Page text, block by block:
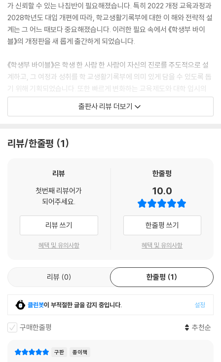
가 신뢰할 수 있는 나침반이 필요해졌습니다. 특히 2022 개정 교육과정과
2028학년도 대입 개편에 따라, 학교생활기록부에 대한 이 해와 전략적 설
계는 그 어느 때보다 중요해졌습니다. 이러한 필요 속에서 《학생부 바이
블》의 개정판을 새 롭게 출간하게 되었습니다.
《학생부 바이블》은 학생 한 사람 한 사람이 자신의 진로를 주도적으로 설
계하고, 그 여정과 성취를 학 교생활기록부에 의미 있게 담을 수 있도록 돕
기 위해 기획되었습니다. 또한 빠르게 변화하는 교육제도와 대학 입시의
환경 속에서, 교사와 학부모가 중심을 잃지 않고 올바른 방향으로 학생을
안내할 수 있도록 돕는 것이 이 책의 중요한 사명입니다.
고, 실제적 문제해결능력을 중요하게 다루고 있습니다. 따라 서 학생들은
하고, 그 과정과 결과를 학교생활기록부에 충실하게 담아야 합니다. 이 책
《학생부 바이블》의 Ⅰ부에서는 ‘각 계열의 이해와 진로 탐색’을 안내합니다.
‘계열별 진로 설계’라는 뼈 대를 중심으로, 인문·사회·자연·공학·의약·예체
능·교육 등 7대 계열에 대한 맞춤 정보를 충실하게 담았 습니다. 학과의 막
연한 나열이 아니라 계열과 전공, 학과와 직업을 연결할 수 있도록 구성하
이어지는 Ⅱ부에서는 ‘대입 전형과 2028 대입제도 변화’의 핵심 내용을 소
개합니다. 대입 전형의 유형 별 특징, 달라지는 대입제도에 대한 이해를 통
해 대입 필승 전략을 세울 수 있도록 돕습니다. 뿐만 아니라 고교학점제 대
응 전략과 함께, 학생부 종합 전형에 대한 내용을 비중 있게 다루기도 했습
과 잠재력을 종합적으로 살펴보는 평가 방식으로, 2022 개정 교육과정의
출판사 리뷰 더보기
리뷰/한줄평 1
리뷰
첫번째 리뷰어가
되어주세요.
리뷰 쓰기
혜택 및 유의사항
한줄평
10.0
한줄평 쓰기
혜택 및 유의사항
리뷰 0 한줄평 1
클린봇이 부적절한 글을 감지 중입니다. 설정
구매한줄평 추천순
구판 종이책